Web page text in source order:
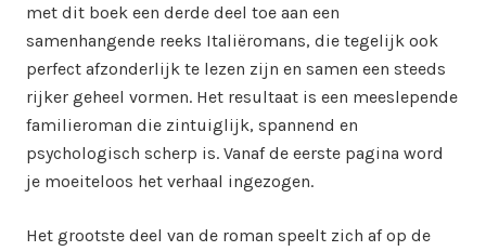
met dit boek een derde deel toe aan een
samenhangende reeks Italiëromans, die tegelijk ook
perfect afzonderlijk te lezen zijn en samen een steeds
rijker geheel vormen. Het resultaat is een meeslepende
familieroman die zintuiglijk, spannend en
psychologisch scherp is. Vanaf de eerste pagina word
je moeiteloos het verhaal ingezogen.
Het grootste deel van de roman speelt zich af op de